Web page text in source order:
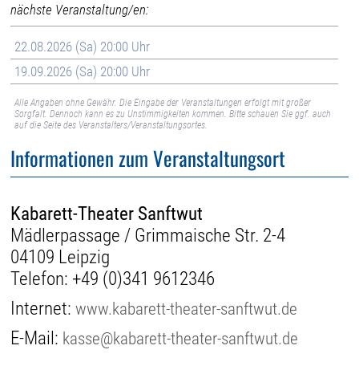
nächste Veranstaltung/en:
22.08.2026 (Sa) 20:00 Uhr
19.09.2026 (Sa) 20:00 Uhr
Alle Angaben ohne Gewähr. Die Eingabe der Veranstaltungen erfolgt mit großer
Sorgfalt. Dennoch kann es zu Unstimmigkeiten kommen. Bitte schauen Sie ggf. auch
auf die Seite des Veranstalters/Veranstaltungsortes.
Informationen zum Veranstaltungsort
Kabarett-Theater Sanftwut
Mädlerpassage / Grimmaische Str. 2-4
04109 Leipzig
Telefon: +49 (0)341 9612346
Internet:www.kabarett-theater-sanftwut.de
E-Mail: kasse@kabarett-theater-sanftwut.de